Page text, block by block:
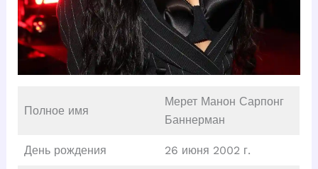
Полное имя
Мерет Манон Сарпонг
Баннерман
День рождения 26 июня 2002 г.